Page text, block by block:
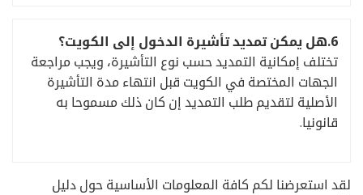
6.هل يمكن تمديد تأشيرة الدخول إلى الكويت؟
تختلف إمكانية التمديد حسب نوع التأشيرة، ويجب مراجعة
الجهات المختصة في الكويت قبل انتهاء مدة التأشيرة
الأصلية لتقديم طلب التمديد إن كان ذلك مسموحا به
قانونيا.
لقد استعرضنا لكم كافة المعلومات الأساسية حول دليل